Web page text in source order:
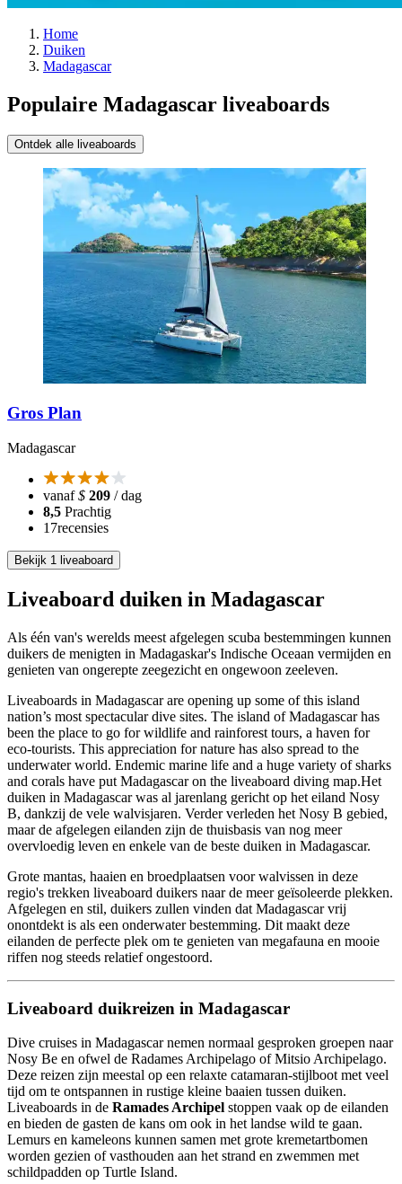
Home
Duiken
Madagascar
Populaire Madagascar liveaboards
Ontdek alle liveaboards
Gros Plan
Madagascar
vanaf$ 209 / dag
8,5 Prachtig
17recensies
Bekijk 1 liveaboard
Liveaboard duiken in Madagascar
Als één van's werelds meest afgelegen scuba bestemmingen kunnen
duikers de menigten in Madagaskar's Indische Oceaan vermijden en
genieten van ongerepte zeegezicht en ongewoon zeeleven.
Liveaboards in Madagascar are opening up some of this island
nation’s most spectacular dive sites. The island of Madagascar has
been the place to go for wildlife and rainforest tours, a haven for
eco-tourists. This appreciation for nature has also spread to the
underwater world. Endemic marine life and a huge variety of sharks
and corals have put Madagascar on the liveaboard diving map.Het
duiken in Madagascar was al jarenlang gericht op het eiland Nosy
B, dankzij de vele walvisjaren. Verder verleden het Nosy B gebied,
maar de afgelegen eilanden zijn de thuisbasis van nog meer
overvloedig leven en enkele van de beste duiken in Madagascar.
Grote mantas, haaien en broedplaatsen voor walvissen in deze
regio's trekken liveaboard duikers naar de meer geïsoleerde plekken.
Afgelegen en stil, duikers zullen vinden dat Madagascar vrij
onontdekt is als een onderwater bestemming. Dit maakt deze
eilanden de perfecte plek om te genieten van megafauna en mooie
riffen nog steeds relatief ongestoord.
Liveaboard duikreizen in Madagascar
Dive cruises in Madagascar nemen normaal gesproken groepen naar
Nosy Be en ofwel de Radames Archipelago of Mitsio Archipelago.
Deze reizen zijn meestal op een relaxte catamaran-stijlboot met veel
tijd om te ontspannen in rustige kleine baaien tussen duiken.
Liveaboards in de Ramades Archipel stoppen vaak op de eilanden
en bieden de gasten de kans om ook in het landse wild te gaan.
Lemurs en kameleons kunnen samen met grote kremetartbomen
worden gezien of vasthouden aan het strand en zwemmen met
schildpadden op Turtle Island.